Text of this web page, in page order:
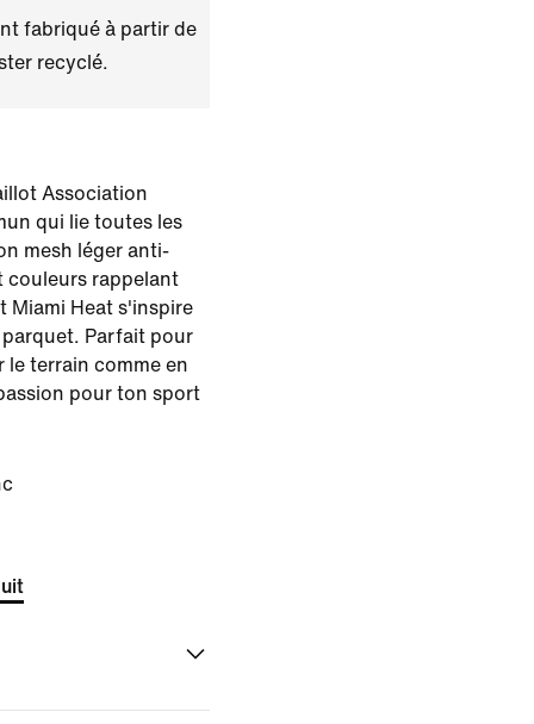
fabriqué à partir de
recyclé.
Association
qui lie toutes les
mesh léger anti-
couleurs rappelant
Miami Heat s'inspire
Parfait pour
le terrain comme en
pour ton sport